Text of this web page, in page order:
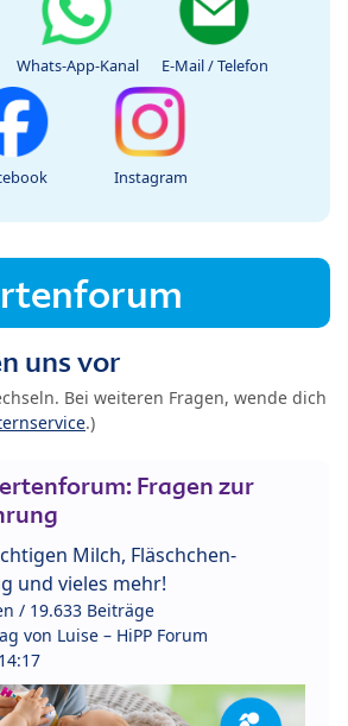
Whats-App-Kanal E-Mail / Telefon
Instagram
uns vor
Bei weiteren Fragen, wende dich
.)
Fragen zur
Milch, Fläschchen-
und vieles mehr!
/ 19.633 Beiträge
von Luise – HiPP Forum